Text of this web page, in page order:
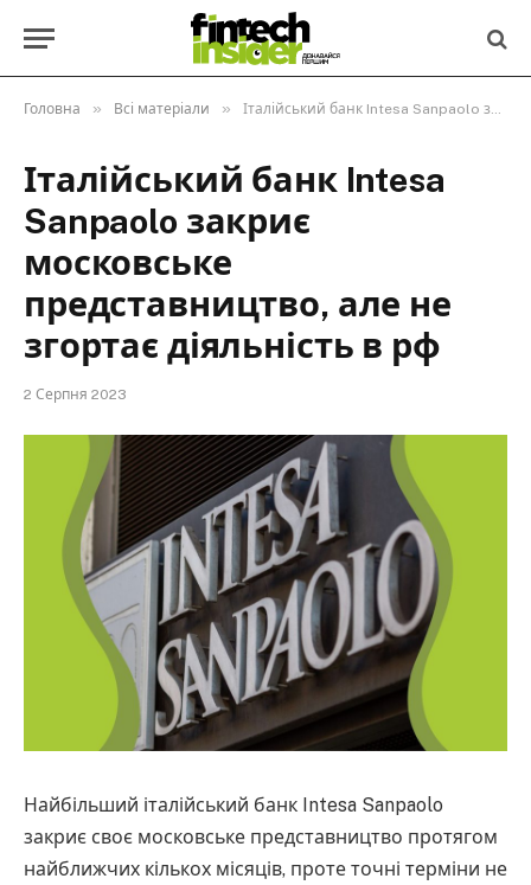
Головна » Всі матеріали » Італійський банк Intesa Sanpaolo закриє московське представництво, але не згортає діяльність в рф
Італійський банк Intesa
Sanpaolo закриє
московське
представництво, але не
згортає діяльність в рф
2 Серпня 2023
Найбільший італійський банк Intesa Sanpaolo
закриє своє московське представництво протягом
найближчих кількох місяців, проте точні терміни не